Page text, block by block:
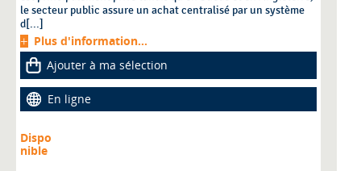
le secteur public assure un achat centralisé par un système
d[...]
Plus d'information...
Ajouter à ma sélection
En ligne
Dispo
nible